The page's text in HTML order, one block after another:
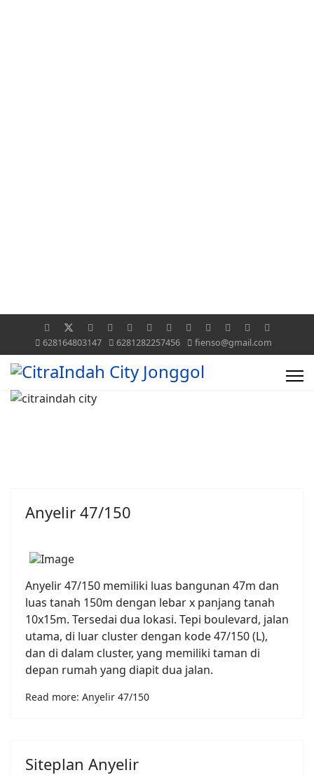
628164803147 6281282257456 fienso@gmail.com
Anyelir 47/150
Anyelir 47/150 memiliki luas bangunan 47m dan
luas tanah 150m dengan lebar x panjang tanah
10x15m. Tersedai dua lokasi. Tepi boulevard, jalan
utama, di luar cluster dengan kode 47/150 (L),
dan di dalam cluster, yang memiliki taman di
depan rumah yang diapit dua jalan.
Read more: Anyelir 47/150
Siteplan Anyelir